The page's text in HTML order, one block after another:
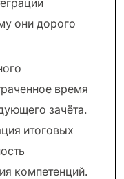
они дорого
время
зачёта.
итоговых
компетенций.